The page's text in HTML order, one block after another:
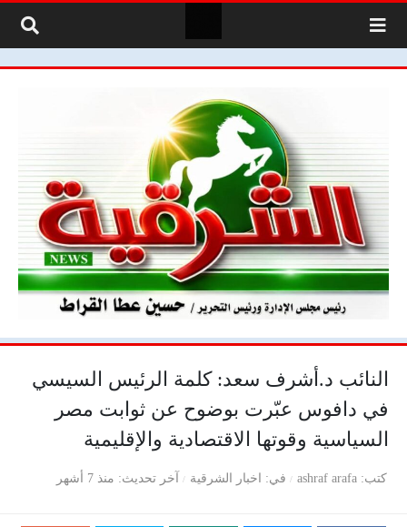
النائب د.أشرف سعد: كلمة الرئيس السيسي
في دافوس عبّرت بوضوح عن ثوابت مصر
السياسية وقوتها الاقتصادية والإقليمية
كتب ashraf arafa في اخبار الشرقية آخر تحديث منذ 7 أشهر